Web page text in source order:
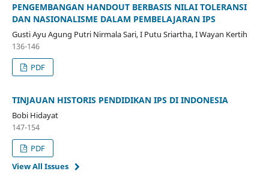
PENGEMBANGAN HANDOUT BERBASIS NILAI TOLERANSI
DAN NASIONALISME DALAM PEMBELAJARAN IPS
Gusti Ayu Agung Putri Nirmala Sari, I Putu Sriartha, I Wayan Kertih
136-146
PDF
TINJAUAN HISTORIS PENDIDIKAN IPS DI INDONESIA
Bobi Hidayat
147-154
PDF
View All Issues